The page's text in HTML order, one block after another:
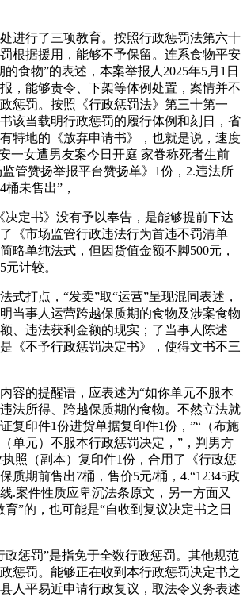
行了三项教育。按照行政惩罚法第六十
根据援用，能够不予保留。连系食物平安
食物”的表述，本案举报人2025年5月1日
，能够责令、下架等体例处置，案情并不
惩罚。按照《行政惩罚法》第三十第一
该当载明行政惩罚的履行体例和刻日，省
特地的《放弃申请书》，也就是说，速度
一女遭男友案今日开庭 家眷称死者生前
管赞扬举报平台赞扬单》1份，2.违法所
未售出”，
定书》没有予以奉告，是能够提前下达
《市场监管行政违法行为首违不罚清单
略单纯法式，但因货值金额不脚500元，
计较。
打点，“发卖”取“运营”呈现混同表述，
当事人运营跨越保质期的食物及涉案食物
、违法获利金额的现实；了当事人陈述
《不予行政惩罚决定书》，使得文书不三
的提醒语，应表述为“如你单元不服本
法所得、跨越保质期的食物。不然立法就
复印件1份进货单据复印件1份，”“（布施
单元）不服本行政惩罚决定，”，判男方
照（副本）复印件1份，合用了《行政惩
质期前售出7桶，售价5元/桶，4.“12345政
.案件性质应卑沉法条原文，另一方面又
育”的，也可能是“自收到复议决定书之日
惩罚”是指免于全数行政惩罚。其他规范
惩罚。能够正在收到本行政惩罚决定书之
人平易近申请行政复议，取法令义务表述